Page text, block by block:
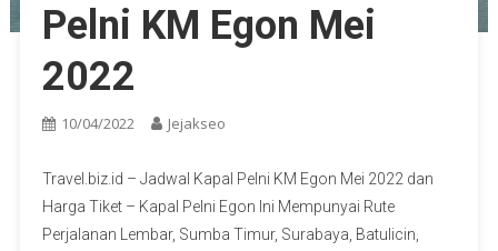
Pelni KM Egon Mei
2022
10/04/2022 Jejakseo
Travel.biz.id – Jadwal Kapal Pelni KM Egon Mei 2022 dan
Harga Tiket – Kapal Pelni Egon Ini Mempunyai Rute
Perjalanan Lembar, Sumba Timur, Surabaya, Batulicin,